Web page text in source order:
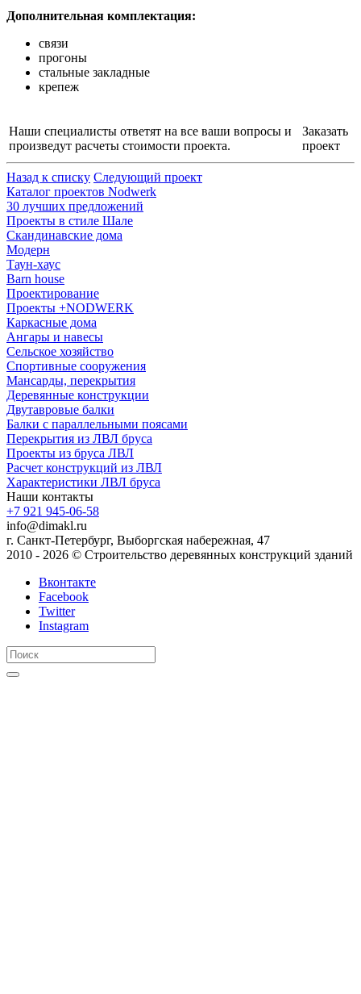
Дополнительная комплектация:
связи
прогоны
стальные закладные
крепеж
Наши специалисты ответят на все ваши вопросы и
произведут расчеты стоимости проекта.
Заказать
проект
Назад к списку Следующий проект
Каталог проектов Nodwerk
30 лучших предложений
Проекты в стиле Шале
Скандинавские дома
Модерн
Таун-хаус
Barn house
Проектирование
Проекты +NODWERK
Каркасные дома
Ангары и навесы
Сельское хозяйство
Спортивные сооружения
Мансарды, перекрытия
Деревянные конструкции
Двутавровые балки
Балки с параллельными поясами
Перекрытия из ЛВЛ бруса
Проекты из бруса ЛВЛ
Расчет конструкций из ЛВЛ
Xарактеристики ЛВЛ бруса
Наши контакты
+7 921 945-06-58
info@dimakl.ru
г. Санкт-Петербург, Выборгская набережная, 47
2010 - 2026 © Строительство деревянных конструкций зданий
Вконтакте
Facebook
Twitter
Instagram